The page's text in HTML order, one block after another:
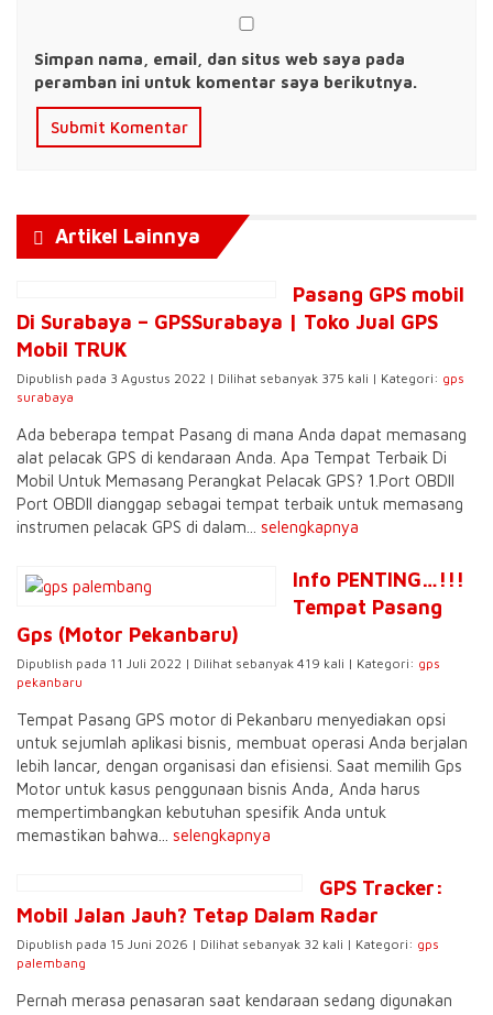
Simpan nama, email, dan situs web saya pada
peramban ini untuk komentar saya berikutnya.
Artikel Lainnya
Pasang GPS mobil
Di Surabaya – GPSSurabaya | Toko Jual GPS
Mobil TRUK
Dipublish pada 3 Agustus 2022 | Dilihat sebanyak 375 kali | Kategori: gps
surabaya
Ada beberapa tempat Pasang di mana Anda dapat memasang
alat pelacak GPS di kendaraan Anda. Apa Tempat Terbaik Di
Mobil Untuk Memasang Perangkat Pelacak GPS? 1.Port OBDII
Port OBDII dianggap sebagai tempat terbaik untuk memasang
instrumen pelacak GPS di dalam... selengkapnya
Info PENTING…!!!
Tempat Pasang
Gps (Motor Pekanbaru)
Dipublish pada 11 Juli 2022 | Dilihat sebanyak 419 kali | Kategori: gps
pekanbaru
Tempat Pasang GPS motor di Pekanbaru menyediakan opsi
untuk sejumlah aplikasi bisnis, membuat operasi Anda berjalan
lebih lancar, dengan organisasi dan efisiensi. Saat memilih Gps
Motor untuk kasus penggunaan bisnis Anda, Anda harus
mempertimbangkan kebutuhan spesifik Anda untuk
memastikan bahwa... selengkapnya
GPS Tracker:
Mobil Jalan Jauh? Tetap Dalam Radar
Dipublish pada 15 Juni 2026 | Dilihat sebanyak 32 kali | Kategori: gps
palembang
Pernah merasa penasaran saat kendaraan sedang digunakan